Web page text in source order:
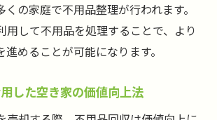
くの家庭で不用品整理が行われます。
用して不用品を処理することで、より
めることが可能になります。
した空き家の価値向上法